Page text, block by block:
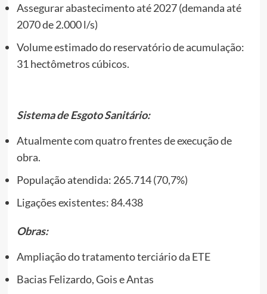
Assegurar abastecimento até 2027 (demanda até
2070 de 2.000 l/s)
Volume estimado do reservatório de acumulação:
31 hectômetros cúbicos.
Sistema de Esgoto Sanitário:
Atualmente com quatro frentes de execução de
obra.
População atendida: 265.714 (70,7%)
Ligações existentes: 84.438
Obras:
Ampliação do tratamento terciário da ETE
Bacias Felizardo, Gois e Antas